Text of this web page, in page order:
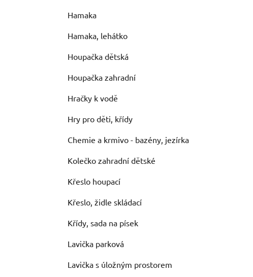
Hamaka
Hamaka, lehátko
Houpačka dětská
Houpačka zahradní
Hračky k vodě
Hry pro děti, křídy
Chemie a krmivo - bazény, jezírka
Kolečko zahradní dětské
Křeslo houpací
Křeslo, židle skládací
Křídy, sada na písek
Lavička parková
Lavička s úložným prostorem